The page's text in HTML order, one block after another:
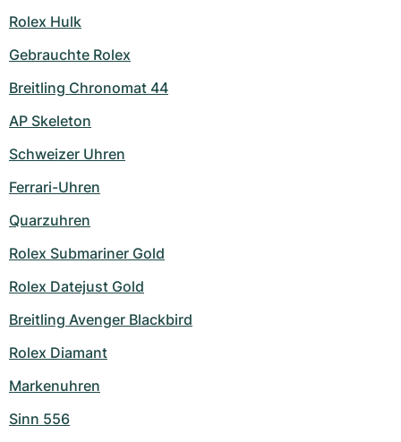
Rolex Hulk
Gebrauchte Rolex
Breitling Chronomat 44
AP Skeleton
Schweizer Uhren
Ferrari-Uhren
Quarzuhren
Rolex Submariner Gold
Rolex Datejust Gold
Breitling Avenger Blackbird
Rolex Diamant
Markenuhren
Sinn 556